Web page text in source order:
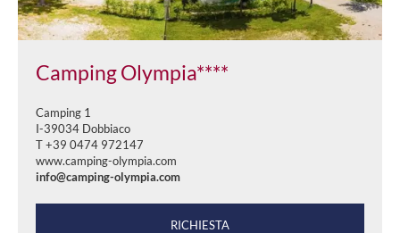
Camping Olympia****
Camping 1
I-39034 Dobbiaco
T +39 0474 972147
www.camping-olympia.com
info@camping-olympia.com
RICHIESTA